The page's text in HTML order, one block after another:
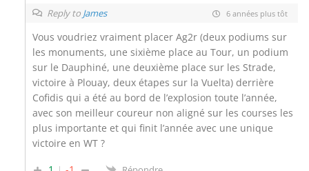
Reply to James 6 années plus tôt
Vous voudriez vraiment placer Ag2r (deux podiums sur
les monuments, une sixième place au Tour, un podium
sur le Dauphiné, une deuxième place sur les Strade,
victoire à Plouay, deux étapes sur la Vuelta) derrière
Cofidis qui a été au bord de l’explosion toute l’année,
avec son meilleur coureur non aligné sur les courses les
plus importante et qui finit l’année avec une unique
victoire en WT ?